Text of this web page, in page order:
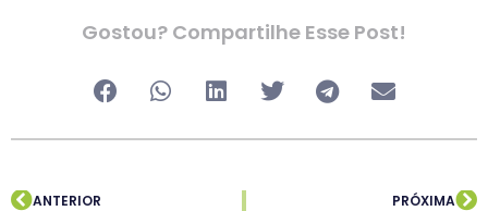
Gostou? Compartilhe Esse Post!
ANTERIOR PRÓXIMA